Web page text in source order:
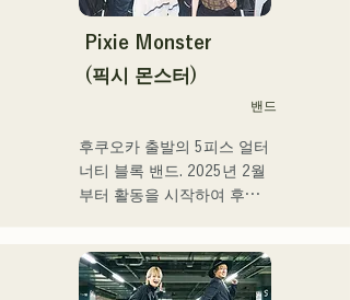
멤버의 개성이 살려 그 소리
도 부드럽게 따뜻하다.
하우스와 야외 이벤트 등에
출연 중. 또 SNS에서의 동영
하고 있다.
Pixie Monster
(픽시 몬스터)
밴드
후쿠오카 출발의 5피스 얼터
너티 블록 밴드. 2025년 2월
부터 활동을 시작하여 후쿠
로움이나 갈등에 다가가는
가사, 귀에 남는 기타 리프를